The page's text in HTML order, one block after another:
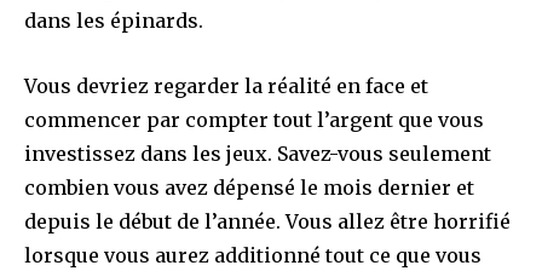
dans les épinards.
Vous devriez regarder la réalité en face et
commencer par compter tout l’argent que vous
investissez dans les jeux. Savez-vous seulement
combien vous avez dépensé le mois dernier et
depuis le début de l’année. Vous allez être horrifié
lorsque vous aurez additionné tout ce que vous